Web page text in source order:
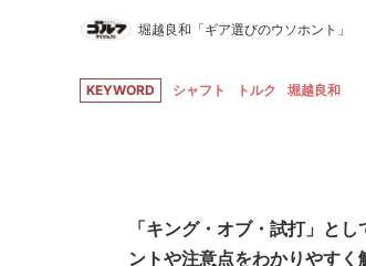
堀越良和「ギア選びのウソホント」
KEYWORD シャフト トルク 堀越良和
「キング・オブ・試打」と
ントや注意点をわかりやすく